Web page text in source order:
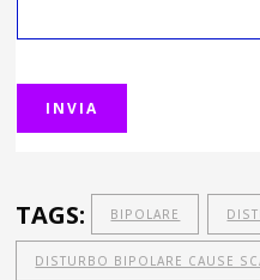
TAGS: BIPOLARE
DISTURBO BIPOLARE CAUSE